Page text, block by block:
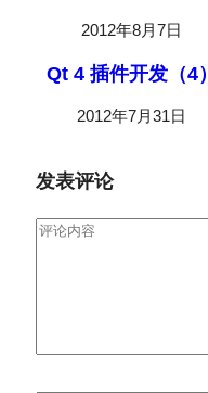
2012年8月7日
Qt 4 插件开发（4）
2012年7月31日
发表评论